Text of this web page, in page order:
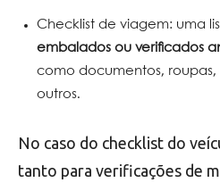
Checklist de viagem: uma
embalados ou verificados
como documentos,
outros.
No caso do checklist do
tanto para verificações de